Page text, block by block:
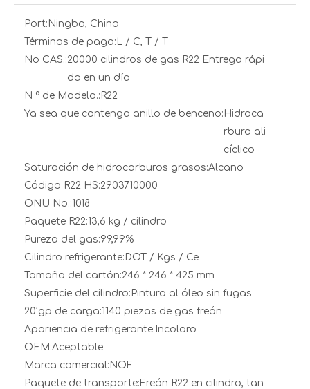
Port: Ningbo, China
Términos de pago: L / C, T / T
No CAS.:20000 cilindros de gas R22 Entrega rápi
da en un día
N º de Modelo.: R22
Ya sea que contenga anillo de benceno: Hidroca
rburo ali
cíclico
Saturación de hidrocarburos grasos:Alcano
Código R22 HS:2903710000
ONU No.:1018
Paquete R22:13,6 kg / cilindro
Pureza del gas:99,99%
Cilindro refrigerante: DOT / Kgs / Ce
Tamaño del cartón:246 * 246 * 425 mm
Superficie del cilindro: Pintura al óleo sin fugas
20′gp de carga:1140 piezas de gas freón
Apariencia de refrigerante: Incoloro
OEM:Aceptable
Marca comercial: NOF
Paquete de transporte:Freón R22 en cilindro, tan